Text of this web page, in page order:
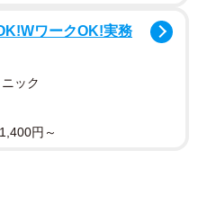
ワークOK!実務
ック
円～